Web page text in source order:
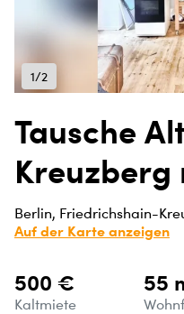
1/2
Tausche
Kreuzberg
Berlin, Friedrichshain-
Auf der Karte anzeigen
500 €
Kaltmiete
55